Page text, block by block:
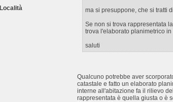
Località
ma si presuppone, che si tratti
Se non si trova rappresentata
trova l'elaborato planimetrico in
saluti
Qualcuno potrebbe aver
catastale e fatto un elaborato
interne all'abitazione fa il rilievo
rappresentata è quella giusta o è